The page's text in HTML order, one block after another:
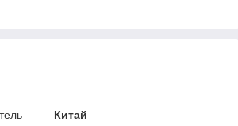
Китай